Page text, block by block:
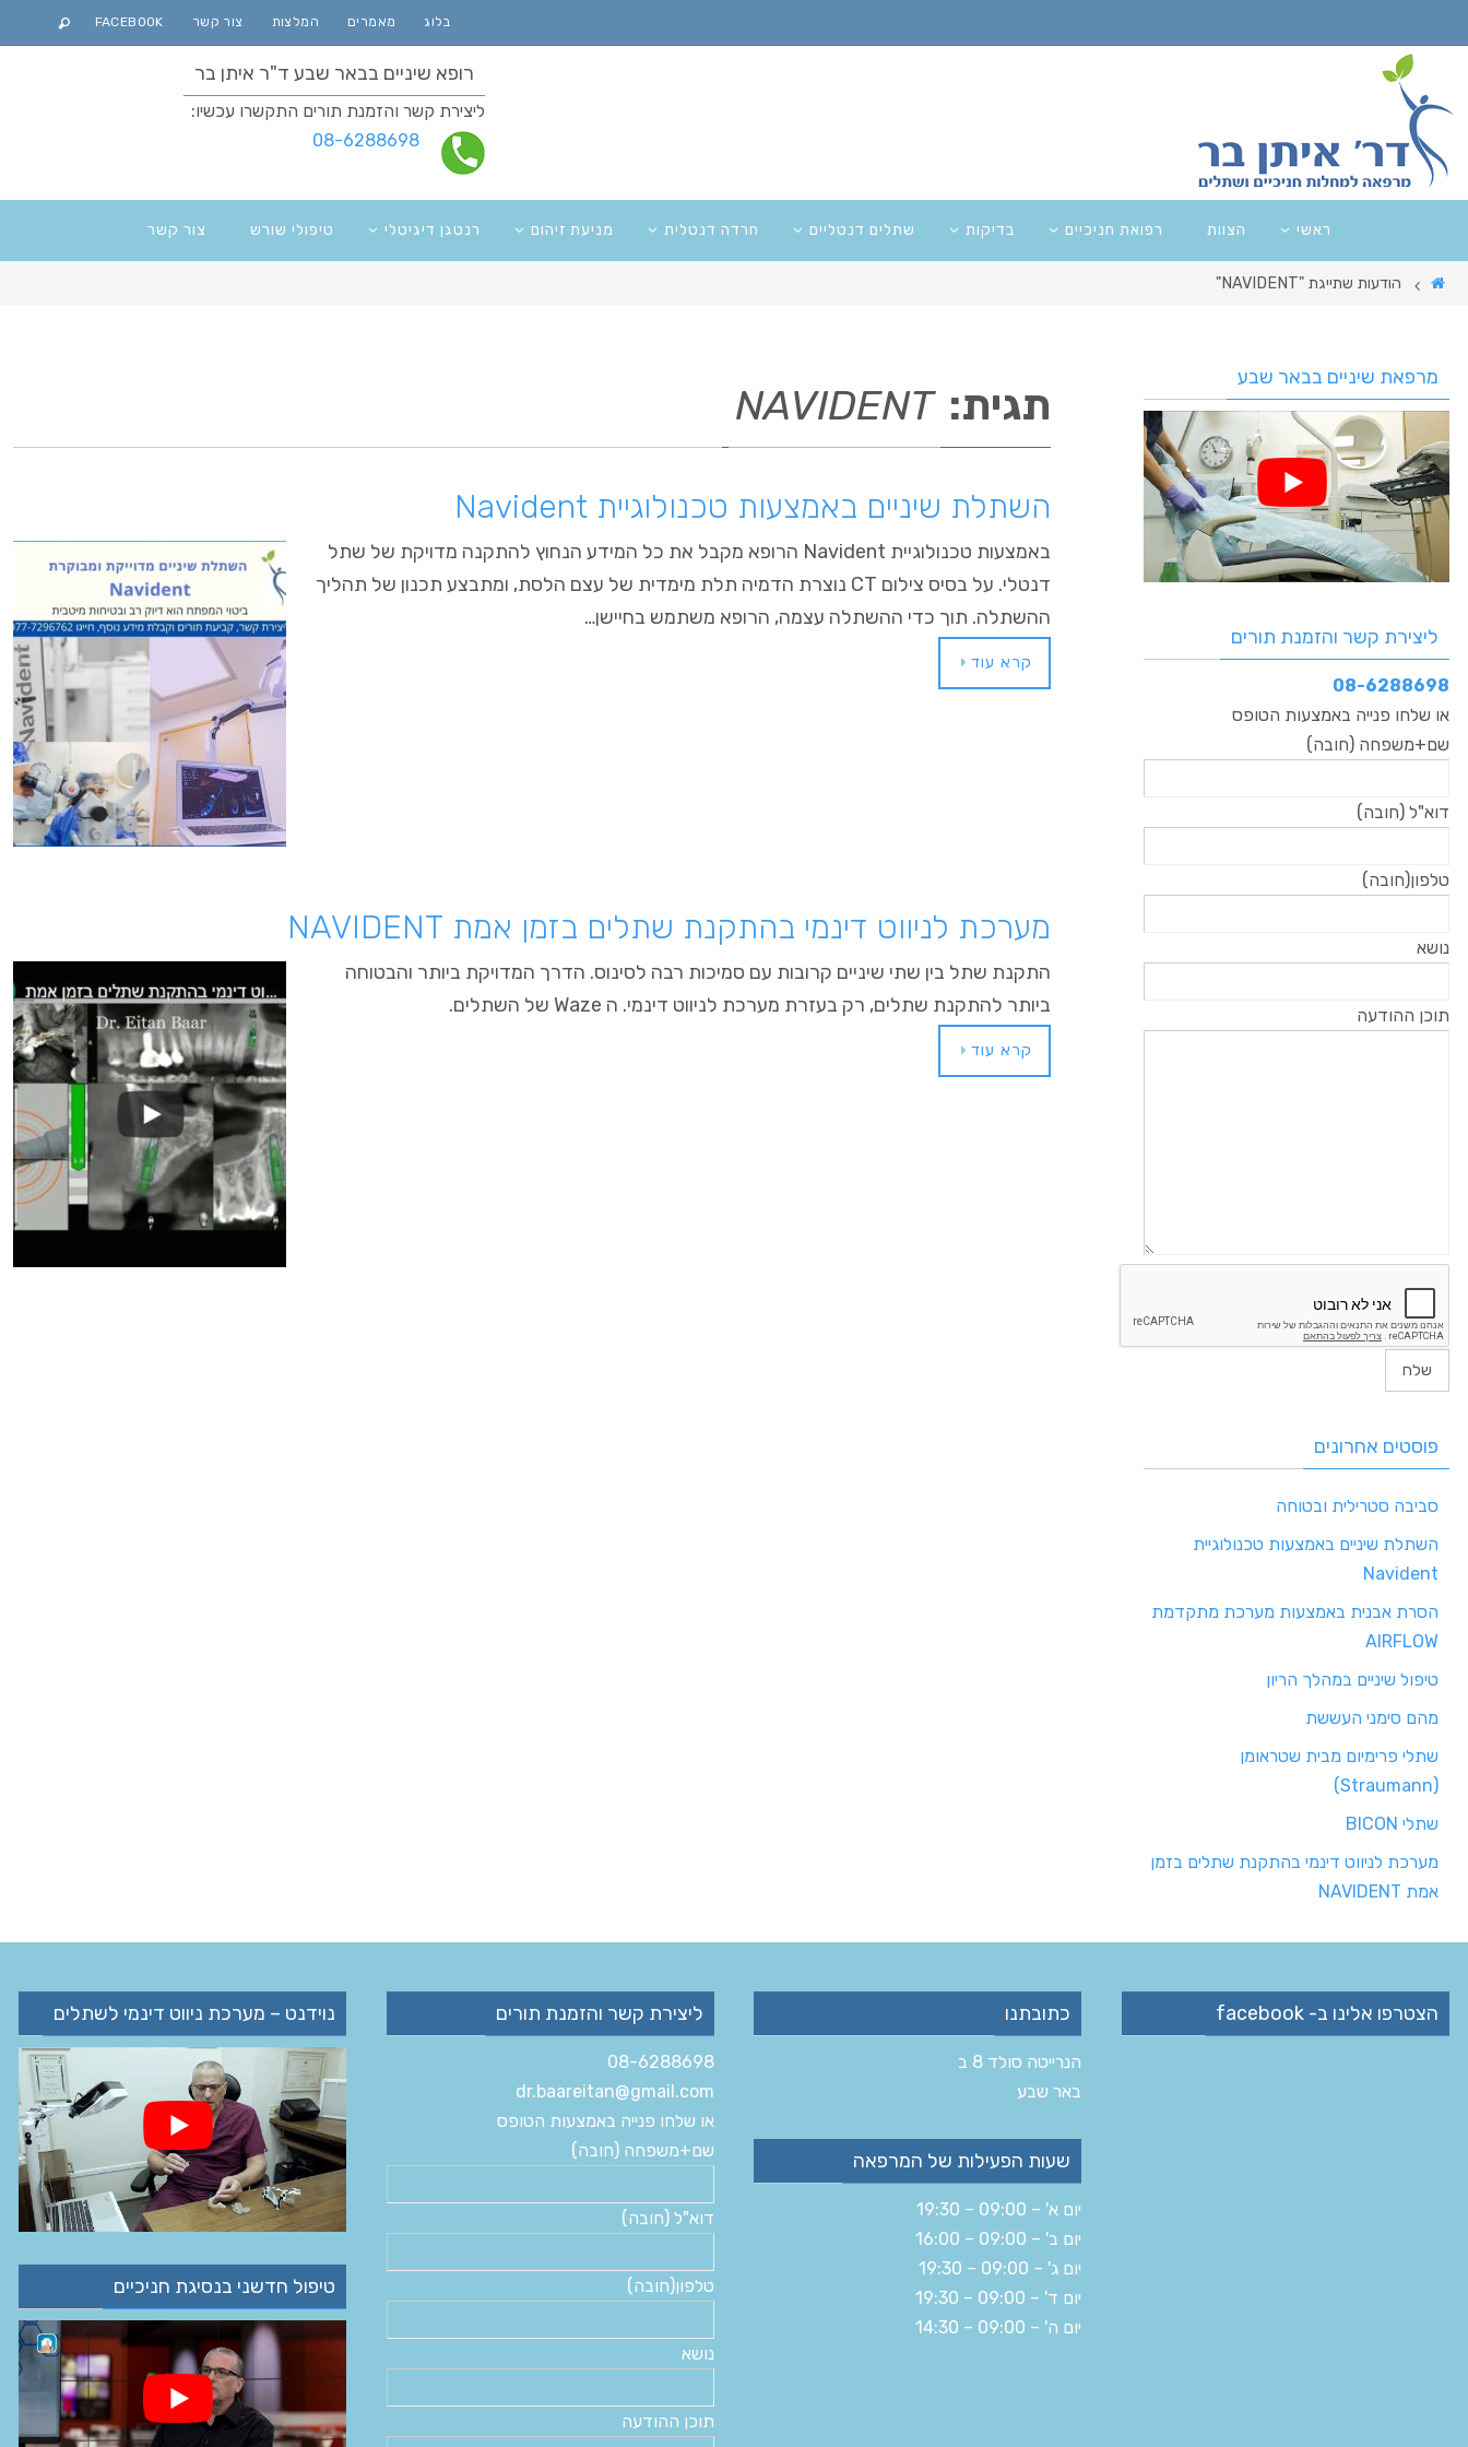
בלוג מאמרים המלצות צור קשר FACEBOOK
רופא שיניים בבאר שבע ד"ר איתן בר
ליצירת קשר והזמנת תורים התקשרו עכשיו:
08-6288698
ראשי הצוות רפואת חניכיים בדיקות שתלים דנטליים חרדה דנטלית מניעת זיהום רנטגן דיגיטלי טיפולי שורש צור קשר
הודעות שתייגת "NAVIDENT"
תגית: NAVIDENT
השתלת שיניים באמצעות טכנולוגיית Navident
באמצעות טכנולוגיית Navident הרופא מקבל את כל המידע הנחוץ להתקנה מדויקת של שתל
דנטלי. על בסיס צילום CT נוצרת הדמיה תלת מימדית של עצם הלסת, ומתבצע תכנון של תהליך
ההשתלה. תוך כדי ההשתלה עצמה, הרופא משתמש בחיישן…
קרא עוד
מערכת לניווט דינמי בהתקנת שתלים בזמן אמת NAVIDENT
התקנת שתל בין שתי שיניים קרובות עם סמיכות רבה לסינוס. הדרך המדויקת ביותר והבטוחה
ביותר להתקנת שתלים, רק בעזרת מערכת לניווט דינמי. ה Waze של השתלים.
קרא עוד
מרפאת שיניים בבאר שבע
ליצירת קשר והזמנת תורים
08-6288698
או שלחו פנייה באמצעות הטופס
שם+משפחה (חובה)
דוא"ל (חובה)
טלפון(חובה)
נושא
תוכן ההודעה
פוסטים אחרונים
סביבה סטרילית ובטוחה
השתלת שיניים באמצעות טכנולוגיית
Navident
הסרת אבנית באמצעות מערכת מתקדמת
AIRFLOW
טיפול שיניים במהלך הריון
מהם סימני העששת
שתלי פרימיום מבית שטראומן
(Straumann)
שתלי BICON
מערכת לניווט דינמי בהתקנת שתלים בזמן
אמת NAVIDENT
הצטרפו אלינו ב- facebook כתובתנו
הנרייטה סולד 8 ב‏
‏באר שבע‏
שעות הפעילות של המרפאה
יום א' – 09:00 – 19:30
יום ב' – 09:00 – 16:00
יום ג' – 09:00 – 19:30
יום ד' – 09:00 – 19:30
יום ה' – 09:00 – 14:30
ליצירת קשר והזמנת תורים
08-6288698
dr.baareitan@gmail.com
או שלחו פנייה באמצעות הטופס
שם+משפחה (חובה)
דוא"ל (חובה)
טלפון(חובה)
נושא
תוכן ההודעה
נוידנט – מערכת ניווט דינמי לשתלים
טיפול חדשני בנסיגת חניכיים